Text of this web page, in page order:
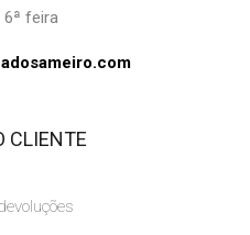
6ª feira
CLIENTE